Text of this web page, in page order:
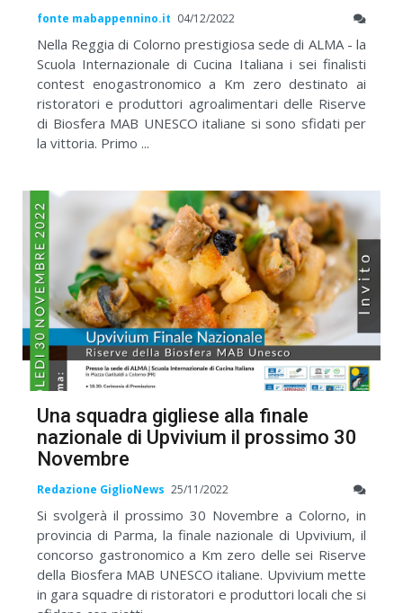
fonte mabappennino.it 04/12/2022
Nella Reggia di Colorno prestigiosa sede di ALMA - la
Scuola Internazionale di Cucina Italiana i sei finalisti
contest enogastronomico a Km zero destinato ai
ristoratori e produttori agroalimentari delle Riserve
di Biosfera MAB UNESCO italiane si sono sfidati per
la vittoria. Primo ...
Una squadra gigliese alla finale
nazionale di Upvivium il prossimo 30
Novembre
Redazione GiglioNews 25/11/2022
Si svolgerà il prossimo 30 Novembre a Colorno, in
provincia di Parma, la finale nazionale di Upvivium, il
concorso gastronomico a Km zero delle sei Riserve
della Biosfera MAB UNESCO italiane. Upvivium mette
in gara squadre di ristoratori e produttori locali che si